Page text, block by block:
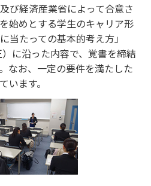
び経済産業省によって合意さ
始めとする学生のキャリア形
当たっての基本的考え方」
）に沿った内容で、覚書を締結
なお、一定の要件を満たした
います。